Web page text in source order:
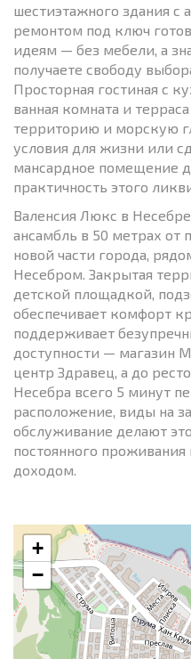
шестиэтажного здания с
ремонтом под ключ
идеям — без мебели, а
получаете свободу
Просторная гостиная с
ванная комната и
территорию и морскую
условия для жизни или
мансардное помещение
практичность этого
Валенсия Люкс в
ансамбль в 50 метрах от
новой части города,
Несебром. Закрытая
детской площадкой,
обеспечивает комфорт
поддерживает
доступности — магазин
центр Здравец, а до
Несебра всего 5 минут
расположение, виды на
обслуживание делают
постоянного
доходом.
+
−